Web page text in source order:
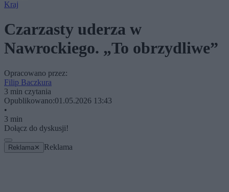
Kraj
Czarzasty uderza w
Nawrockiego. „To obrzydliwe”
Opracowano przez:
Filip Baczkura
3 min czytania
Opublikowano:01.05.2026 13:43
•
3 min
Dołącz do dyskusji!
Reklama ✕ Reklama